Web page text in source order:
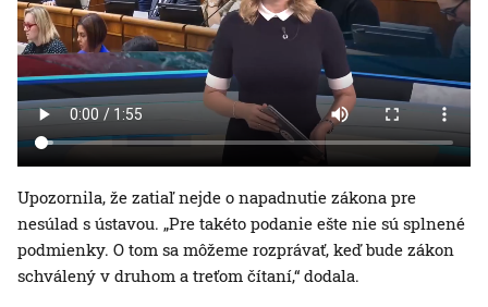
Upozornila, že zatiaľ nejde o napadnutie zákona pre
nesúlad s ústavou. „Pre takéto podanie ešte nie sú splnené
podmienky. O tom sa môžeme rozprávať, keď bude zákon
schválený v druhom a treťom čítaní,“ dodala.